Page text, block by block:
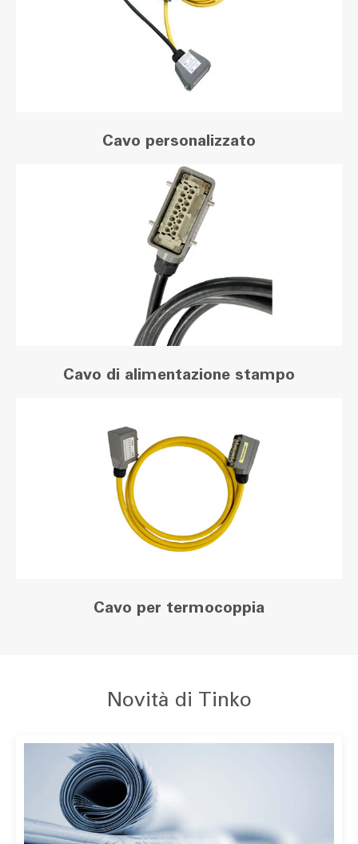
Cavo personalizzato
Cavo di alimentazione stampo
Cavo per termocoppia
Novità di Tinko